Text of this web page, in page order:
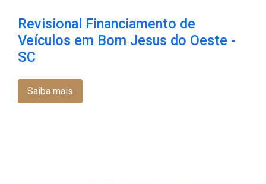
Revisional Financiamento de
Veículos em Bom Jesus do Oeste -
SC
Saiba mais